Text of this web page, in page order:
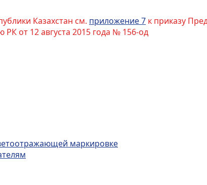
Казахстан см. приложение 7 к приказу
от 12 августа 2015 года № 156-од
маркировке